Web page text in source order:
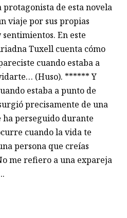
protagonista de esta novela
viaje por sus propias
sentimientos. En este
Tuxell cuenta cómo
cuando estaba a
(Huso). ****** Y
estaba a punto de
precisamente de una
ha perseguido durante
cuando la vida te
persona que creías
me refiero a una expareja